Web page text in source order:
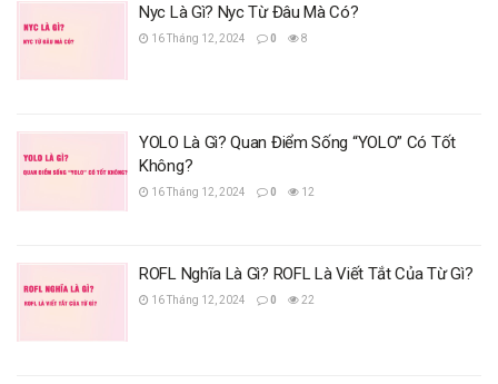
Nyc Là Gì? Nyc Từ Đâu Mà Có?
16 Tháng 12, 2024 0 8
YOLO Là Gì? Quan Điểm Sống “YOLO” Có Tốt
Không?
16 Tháng 12, 2024 0 12
ROFL Nghĩa Là Gì? ROFL Là Viết Tắt Của Từ Gì?
16 Tháng 12, 2024 0 22